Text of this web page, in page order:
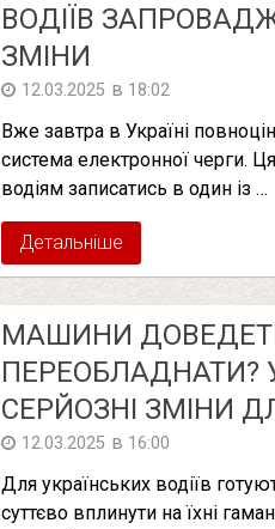
ВОДІЇВ
ЗМІНИ
12.03.2025 в 18:02
Вже завтра в Україні
система електронної черги.
водіям записатись в один із …
Детальніше
МАШИНИ
ПЕРЕОБЛАДНАТИ?
СЕРЙОЗНІ ЗМІНИ
12.03.2025 в 16:00
Для українських водіїв
суттєво вплинути на їхні